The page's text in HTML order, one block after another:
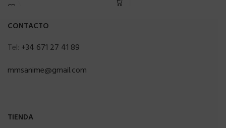
CONTACTO
Tel: +34 671 27 41 89
mmsanime@gmail.com
TIENDA